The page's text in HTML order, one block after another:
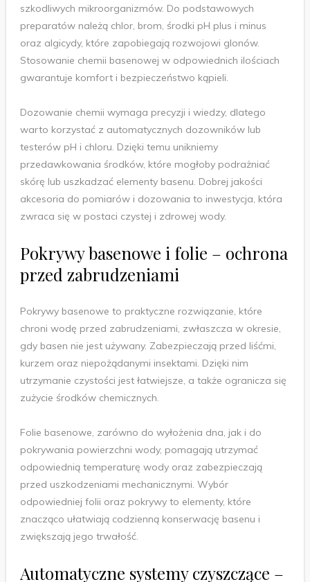
szkodliwych mikroorganizmów. Do podstawowych
preparatów należą chlor, brom, środki pH plus i minus
oraz algicydy, które zapobiegają rozwojowi glonów.
Stosowanie chemii basenowej w odpowiednich ilościach
gwarantuje komfort i bezpieczeństwo kąpieli.
Dozowanie chemii wymaga precyzji i wiedzy, dlatego
warto korzystać z automatycznych dozowników lub
testerów pH i chloru. Dzięki temu unikniemy
przedawkowania środków, które mogłoby podrażniać
skórę lub uszkadzać elementy basenu. Dobrej jakości
akcesoria do pomiarów i dozowania to inwestycja, która
zwraca się w postaci czystej i zdrowej wody.
Pokrywy basenowe i folie – ochrona
przed zabrudzeniami
Pokrywy basenowe to praktyczne rozwiązanie, które
chroni wodę przed zabrudzeniami, zwłaszcza w okresie,
gdy basen nie jest używany. Zabezpieczają przed liśćmi,
kurzem oraz niepożądanymi insektami. Dzięki nim
utrzymanie czystości jest łatwiejsze, a także ogranicza się
zużycie środków chemicznych.
Folie basenowe, zarówno do wyłożenia dna, jak i do
pokrywania powierzchni wody, pomagają utrzymać
odpowiednią temperaturę wody oraz zabezpieczają
przed uszkodzeniami mechanicznymi. Wybór
odpowiedniej folii oraz pokrywy to elementy, które
znacząco ułatwiają codzienną konserwację basenu i
zwiększają jego trwałość.
Automatyczne systemy czyszczące –